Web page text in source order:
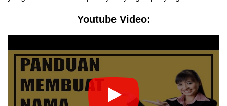
Youtube Video: